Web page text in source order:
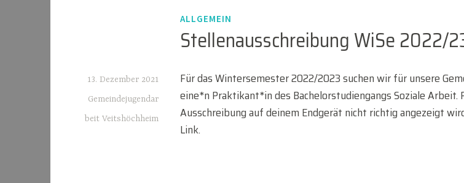
ALLGEMEIN
Stellenausschreibung WiSe 2022/
13. Dezember 2021
Gemeindejugendar
beit Veitshöchheim
Für das Wintersemester 2022/2023 suchen wir für unsere
eine*n Praktikant*in des Bachelorstudiengangs Soziale Arbeit.
Ausschreibung auf deinem Endgerät nicht richtig angezeigt
Link.